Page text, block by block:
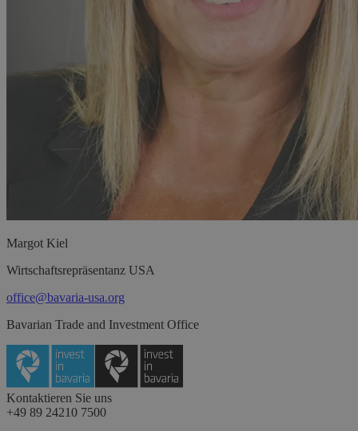
Margot Kiel
Wirtschaftsrepräsentanz USA
office@bavaria-usa.org
Bavarian Trade and Investment Office
Kontaktieren Sie uns
+49 89 24210 7500